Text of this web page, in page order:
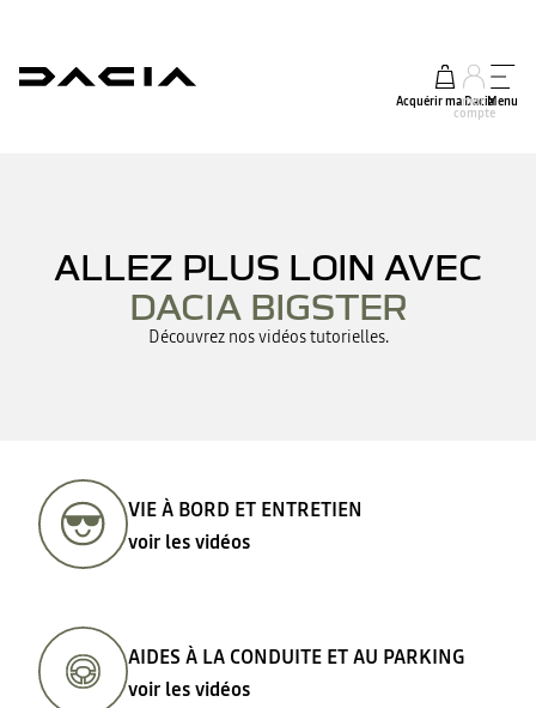
Acquérir ma Dacia
mon
compte
Menu
ALLEZ PLUS LOIN AVEC
DACIA BIGSTER
Découvrez nos vidéos tutorielles.
VIE À BORD ET ENTRETIEN
voir les vidéos
AIDES À LA CONDUITE ET AU PARKING
voir les vidéos